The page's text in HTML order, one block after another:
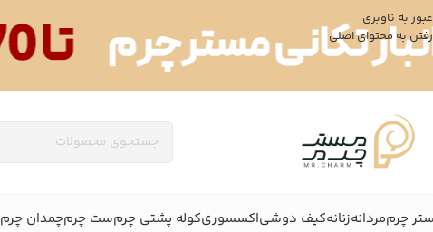
عبور به ناوبری
رفتن به محتوای اصلی
چرممردانهزنانهکیف دوشیاکسسوریکوله پشتی چرمست چرمچمدان چرم